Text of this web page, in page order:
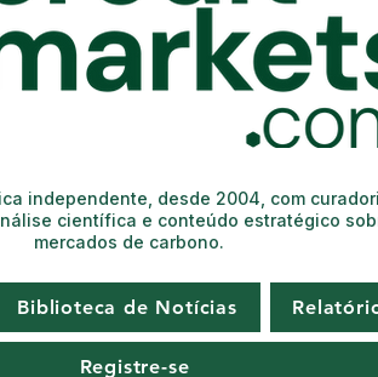
Biblioteca de Notícias
Registre-se
independente, desde 2004, com
científica e conteúdo estratégico
mercados de carbono.